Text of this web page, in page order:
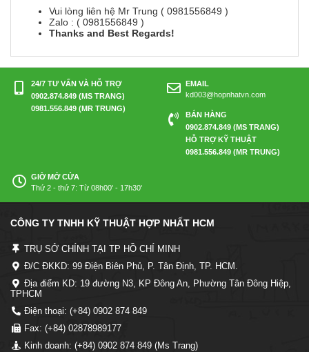
Vui lòng liên hệ Mr Trung ( 0981556849 )
Zalo : ( 0981556849 )
Thanks and Best Regards!
24/7 TƯ VẤN VÀ HỖ TRỢ
0902.874.849 (MS TRANG)
0981.556.849 (MR TRUNG)
EMAIL
kd003@hopnhatvn.com
BÁN HÀNG
0902.874.849 (MS TRANG)
HỖ TRỢ KỸ THUẬT
0981.556.849 (MR TRUNG)
GIỜ MỞ CỬA
Thứ 2 - thứ 7: Từ 08h00' - 17h30'
CÔNG TY TNHH KỸ THUẬT HỢP NHẤT HCM
TRỤ SỞ CHÍNH TẠI TP HỒ CHÍ MINH
Đ/C ĐKKD: 99 Điện Biên Phủ, P. Tân Định, TP. HCM.
Địa điểm KD: 19 đường N3, KP Đông An, Phường Tân Đông Hiệp,
TPHCM
Điện thoại: (+84) 0902 874 849
Fax: (+84) 02878989177
Kinh doanh: (+84) 0902 874 849 (Ms Trang)